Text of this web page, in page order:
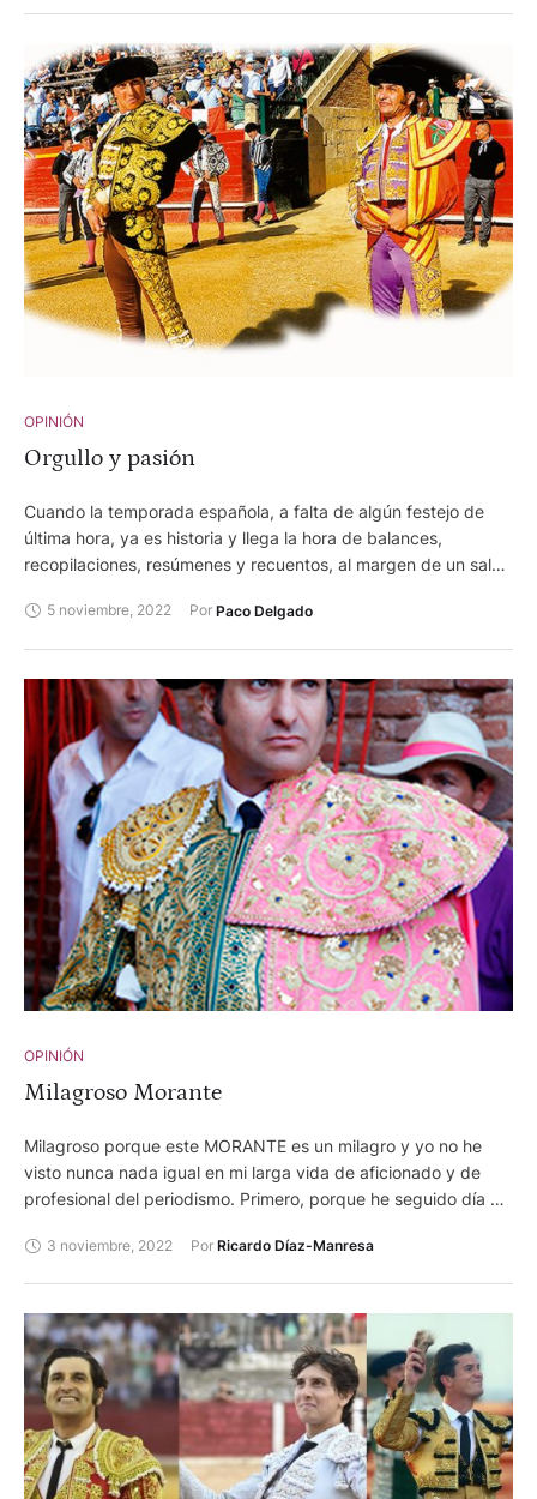
OPINIÓN
Orgullo y pasión
Cuando la temporada española, a falta de algún festejo de
última hora, ya es historia y llega la hora de balances,
recopilaciones, resúmenes y recuentos, al margen de un saldo
misma: Morante de la Puebla y Roca Rey.
5 noviembre, 2022 Por Paco Delgado
OPINIÓN
Milagroso Morante
Milagroso porque este MORANTE es un milagro y yo no he
visto nunca nada igual en mi larga vida de aficionado y de
profesional del periodismo. Primero, porque he seguido día a
alternativa: los 23 primeros se parecen poquito a los 2 últimos
tauromaquia, del toreo y, natural y paralelamente, de sí
mismo.
3 noviembre, 2022 Por Ricardo Díaz-Manresa